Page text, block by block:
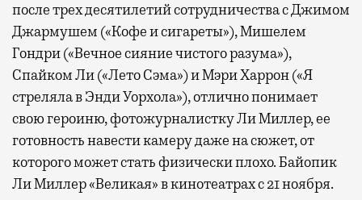
после трех десятилетий сотрудничества с Джимом
Джармушем («Кофе и сигареты»), Мишелем
Гондри («Вечное сияние чистого разума»),
Спайком Ли («Лето Сэма») и Мэри Харрон («Я
стреляла в Энди Уорхола»), отлично понимает
свою героиню, фотожурналистку Ли Миллер, ее
готовность навести камеру даже на сюжет, от
которого может стать физически плохо. Байопик
Ли Миллер «Великая» в кинотеатрах с 21 ноября.